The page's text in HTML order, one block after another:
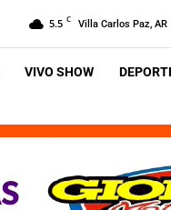
5.5 C Villa Carlos Paz, AR
VIVO SHOW